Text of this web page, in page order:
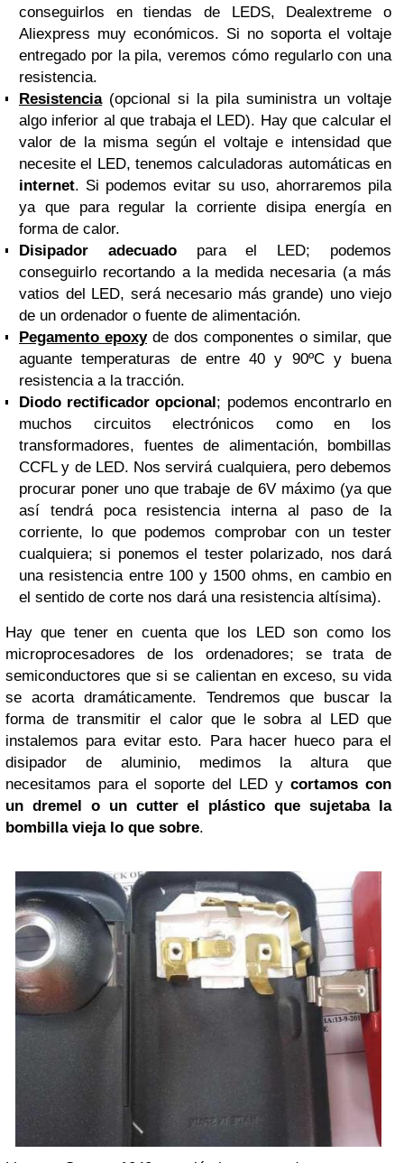
conseguirlos en tiendas de LEDS, Dealextreme o
Aliexpress muy económicos. Si no soporta el voltaje
entregado por la pila, veremos cómo regularlo con una
resistencia.
Resistencia(opcional si la pila suministra un voltaje
algo inferior al que trabaja el LED). Hay que calcular el
valor de la misma según el voltaje e intensidad que
necesite el LED, tenemos calculadoras automáticas en
internet. Si podemos evitar su uso, ahorraremos pila
ya que para regular la corriente disipa energía en
forma de calor.
Disipador adecuadopara el LED; podemos
conseguirlo recortando a la medida necesaria (a más
vatios del LED, será necesario más grande) uno viejo
de un ordenador o fuente de alimentación.
Pegamento epoxyde dos componentes o similar, que
aguante temperaturas de entre 40 y 90ºC y buena
resistencia a la tracción.
Diodo rectificador opcional; podemos encontrarlo en
muchos circuitos electrónicos como en los
transformadores, fuentes de alimentación, bombillas
CCFL y de LED. Nos servirá cualquiera, pero debemos
procurar poner uno que trabaje de 6V máximo (ya que
así tendrá poca resistencia interna al paso de la
corriente, lo que podemos comprobar con un tester
cualquiera; si ponemos el tester polarizado, nos dará
una resistencia entre 100 y 1500 ohms, en cambio en
el sentido de corte nos dará una resistencia altísima).
Hay que tener en cuenta que los LED son como los
microprocesadores de los ordenadores; se trata de
semiconductores que si se calientan en exceso, su vida
se acorta dramáticamente. Tendremos que buscar la
forma de transmitir el calor que le sobra al LED que
instalemos para evitar esto. Para hacer hueco para el
disipador de aluminio, medimos la altura que
necesitamos para el soporte del LED y cortamos con
un dremel o un cutter el plástico que sujetaba la
bombilla vieja lo que sobre.